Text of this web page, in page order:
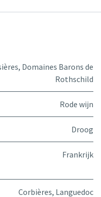
, Domaines Barons de
Rothschild
Rode wijn
Droog
Frankrijk
Corbières, Languedoc